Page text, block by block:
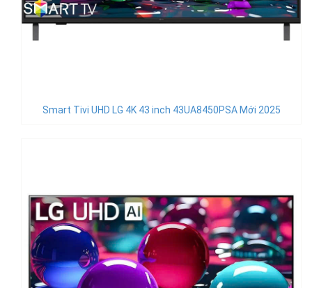
Smart Tivi UHD LG 4K 43 inch 43UA8450PSA Mới 2025